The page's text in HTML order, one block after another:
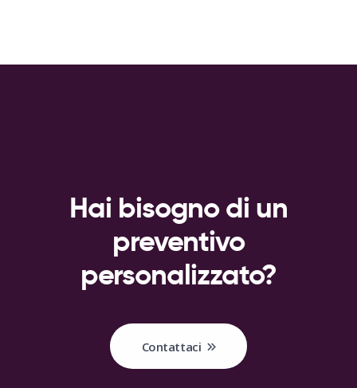
Hai bisognodi un
preventivo
personalizzato?
Contattaci